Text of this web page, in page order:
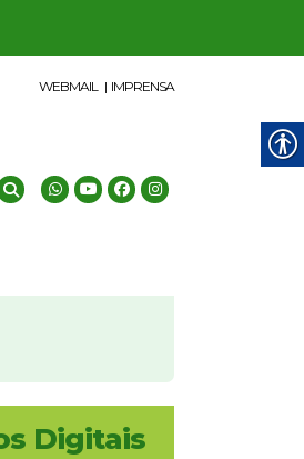
WEBMAIL | IMPRENSA
Digitais